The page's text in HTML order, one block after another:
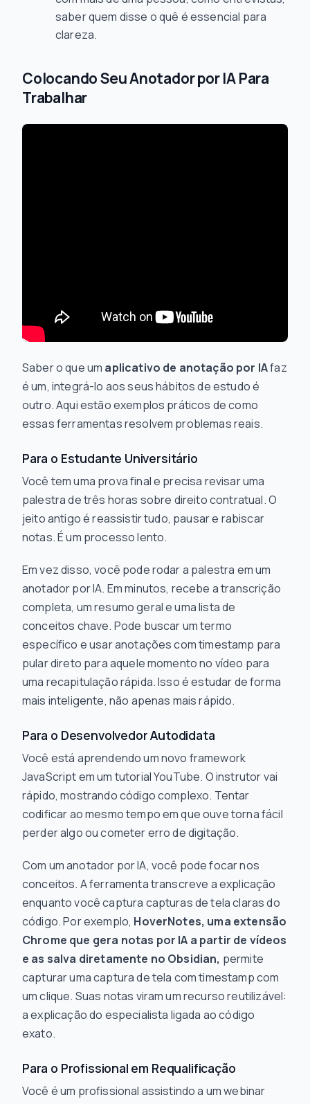
saber quem disse o quê é essencial para
clareza.
Colocando Seu Anotador por IA Para
Trabalhar
Saber o que um aplicativo de anotação por IAfaz
é um, integrá-lo aos seus hábitos de estudo é
outro. Aqui estão exemplos práticos de como
essas ferramentas resolvem problemas reais.
Para o Estudante Universitário
Você tem uma prova final e precisa revisar uma
palestra de três horas sobre direito contratual. O
jeito antigo é reassistir tudo, pausar e rabiscar
notas. É um processo lento.
Em vez disso, você pode rodar a palestra em um
anotador por IA. Em minutos, recebe a transcrição
completa, um resumo geral e uma lista de
conceitos chave. Pode buscar um termo
específico e usar anotações com timestamp para
pular direto para aquele momento no vídeo para
uma recapitulação rápida. Isso é estudar de forma
mais inteligente, não apenas mais rápido.
Para o Desenvolvedor Autodidata
Você está aprendendo um novo framework
JavaScript em um tutorial YouTube. O instrutor vai
rápido, mostrando código complexo. Tentar
codificar ao mesmo tempo em que ouve torna fácil
perder algo ou cometer erro de digitação.
Com um anotador por IA, você pode focar nos
conceitos. A ferramenta transcreve a explicação
enquanto você captura capturas de tela claras do
código. Por exemplo, HoverNotes, uma extensão
Chrome que gera notas por IA a partir de vídeos
e as salva diretamente no Obsidian, permite
capturar uma captura de tela com timestamp com
um clique. Suas notas viram um recurso reutilizável:
a explicação do especialista ligada ao código
exato.
Para o Profissional em Requalificação
Você é um profissional assistindo a um webinar